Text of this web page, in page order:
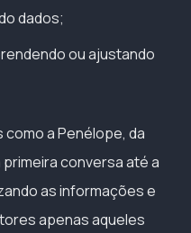
dados;
ou ajustando
a Penélope, da
conversa até a
as informações e
apenas aqueles